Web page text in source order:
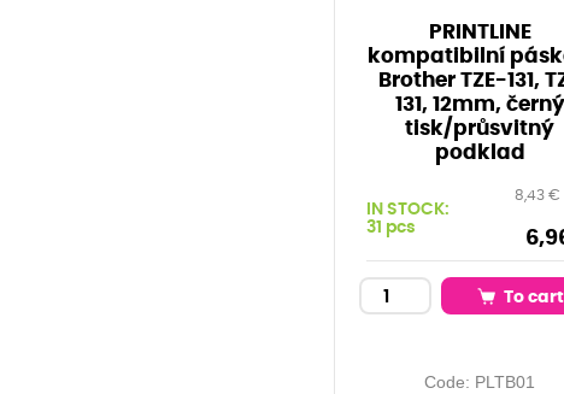
PRINTLINE
kompatibilní
Brother TZE-131,
131, 12mm, černý
tisk/průsvitný
podklad
IN STOCK:
31 pcs
8,43 €
To cart
Code: PLTB01